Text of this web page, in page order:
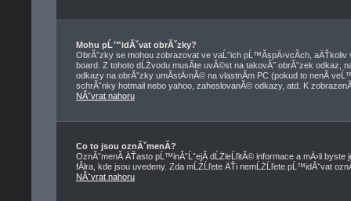
Mohu pĹ™idĂˇvat obrĂˇzky?
ObrĂˇzky se mohou zobrazovat ve vaĹˇich pĹ™Ă­spÄ›vcĂ­ch,
board. Z tohoto dĹŻvodu musĂ­te uvĂ©st na takovĂ˝ obrĂˇzek
odkazy na obrĂˇzky umĂ­stÄ›nĂ© na vlastnĂ­m PC (pokud to nenĂ­
schrĂˇnky hotmail nebo yahoo, zaheslovanĂ© odkazy, atd. K
NĂˇvrat nahoru
Co to jsou oznĂˇmenĂ­?
OznĂˇmenĂ­ ÄŤasto pĹ™inĂˇĹˇejĂ­ dĹŻleĹľitĂ© informace a mÄ›li
fĂłra, kde jsou uvedeny. Zda mĹŻĹľete ÄŤi nemĹŻĹľete pĹ™idĂˇvat
NĂˇvrat nahoru